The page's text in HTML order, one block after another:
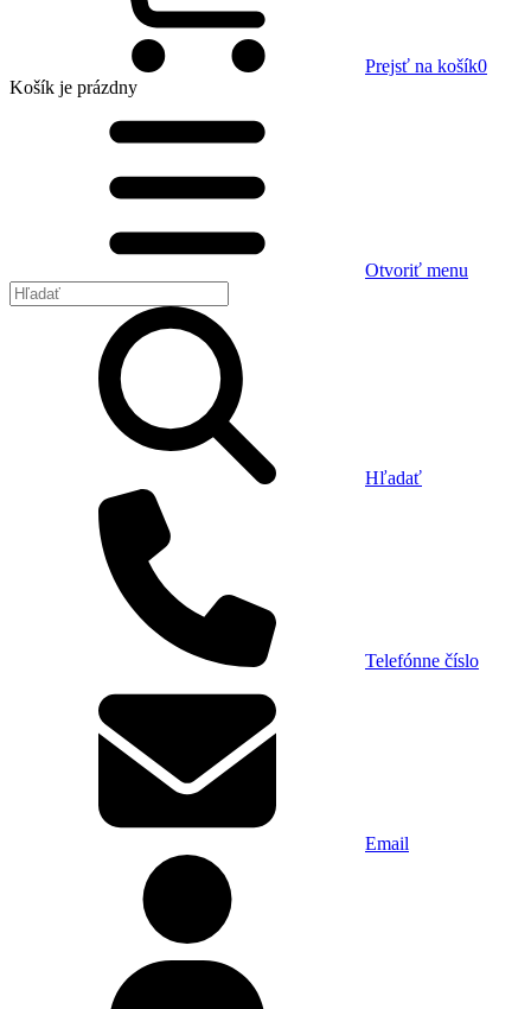
Prejsť na košík0
Košík je prázdny
Otvoriť menu
Hľadať
Telefónne číslo
Email